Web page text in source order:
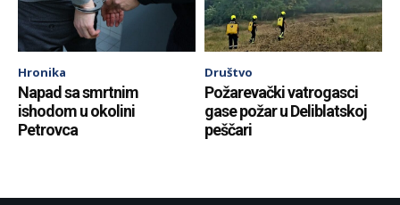
Hronika
Napad sa smrtnim
ishodom u okolini
Petrovca
Društvo
Požarevački vatrogasci
gase požar u Deliblatskoj
peščari